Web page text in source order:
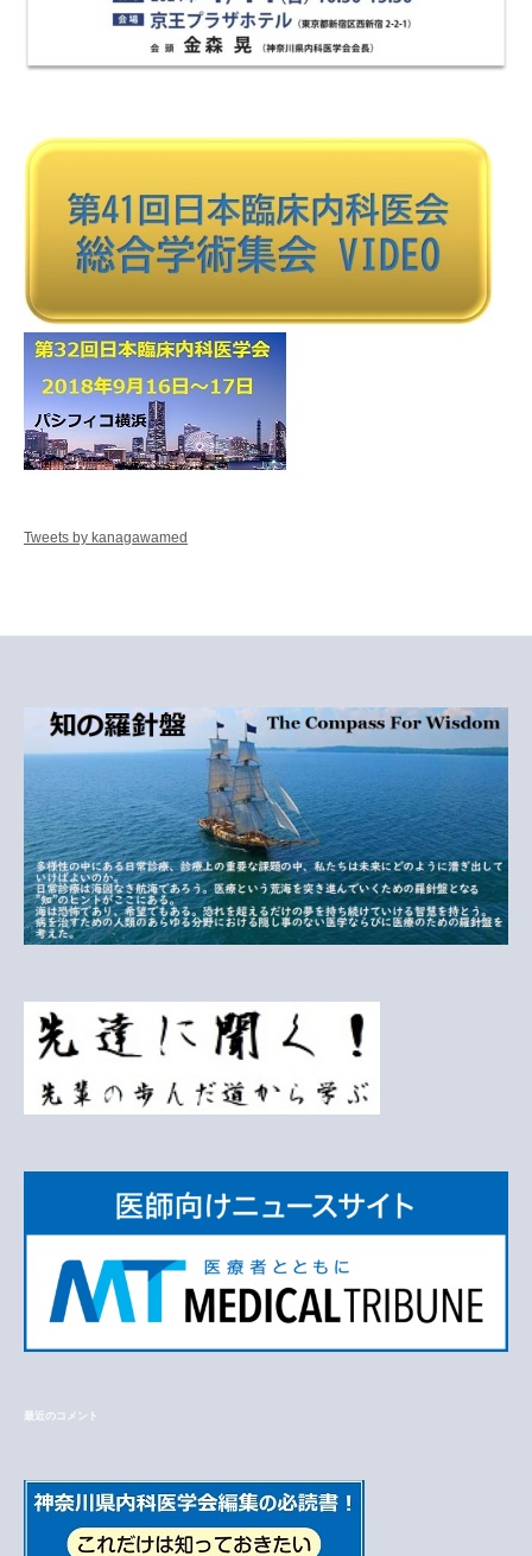
Tweets by kanagawamed
最近のコメント